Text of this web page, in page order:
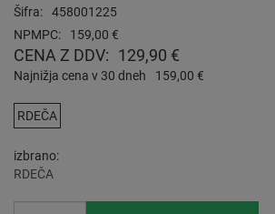
Šifra:
458001225
NPMPC:
159,00 €
CENA Z DDV: 129,90 €
Najnižja cena v 30 dneh 159,00 €
RDEČA
izbrano
RDEČA